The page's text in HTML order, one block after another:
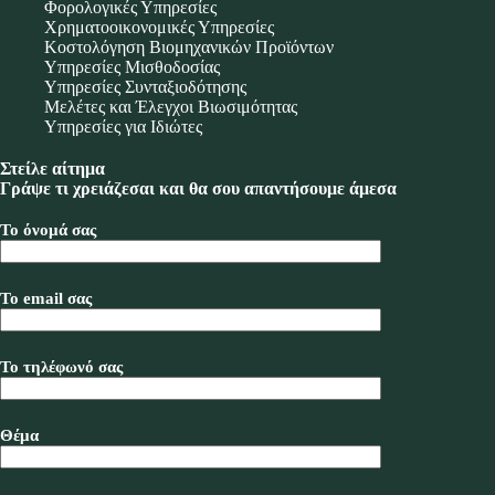
Φορολογικές Υπηρεσίες
Χρηματοοικονομικές Υπηρεσίες
Κοστολόγηση Βιομηχανικών Προϊόντων
Υπηρεσίες Μισθοδοσίας
Υπηρεσίες Συνταξιοδότησης
Μελέτες και Έλεγχοι Βιωσιμότητας
Υπηρεσίες για Ιδιώτες
Στείλε αίτημα
Γράψε τι χρειάζεσαι και θα σου απαντήσουμε άμεσα
Το όνομά σας
Το email σας
Το τηλέφωνό σας
Θέμα